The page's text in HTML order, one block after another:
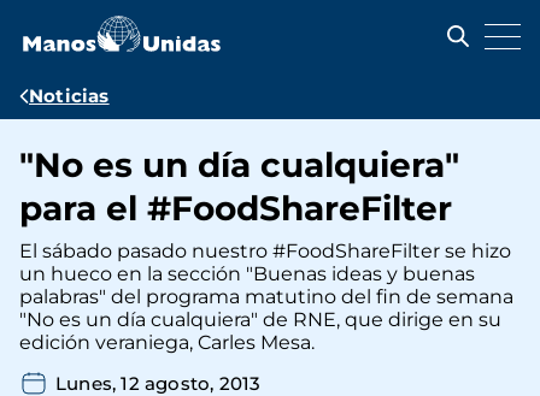
contenido
Ruta
navegación
Noticias
"No es un día cualquiera"
para el #FoodShareFilter
El sábado pasado nuestro #FoodShareFilter se hizo
un hueco en la sección "Buenas ideas y buenas
palabras" del programa matutino del fin de semana
"No es un día cualquiera" de RNE, que dirige en su
edición veraniega, Carles Mesa.
Lunes, 12 agosto, 2013